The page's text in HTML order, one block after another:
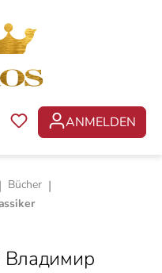
DU HAST 0
ANMELDEN
| Bücher |
Владимир